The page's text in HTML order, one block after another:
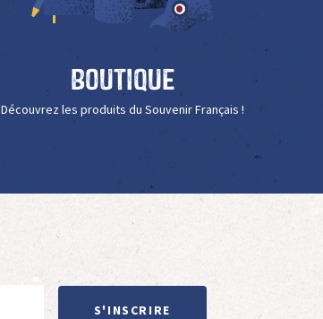
Boutique
Découvrez les produits du Souvenir Français !
S'INSCRIRE